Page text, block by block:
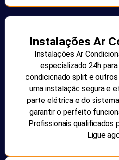
Instalações Ar
Instalações Ar
especializado 24h
condicionado split e outros
uma instalação segura e
parte elétrica e do
garantir o perfeito
Profissionais qualificados
Ligue